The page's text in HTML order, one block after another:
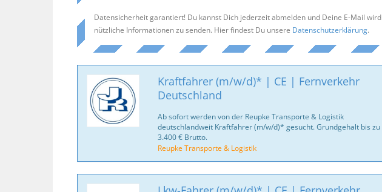
Datensicherheit garantiert! Du kannst Dich jederzeit abmelden und Deine E-Mail
nützliche Informationen zu senden. Hier findest Du unsere Datenschutzerklärung.
Kraftfahrer (m/w/d)* | CE | Fernverkehr
Deutschland
Ab sofort werden von der Reupke Transporte & Logistik
deutschlandweit Kraftfahrer (m/w/d)* gesucht. Grundgehalt bis zu
3.400 € Brutto.
Reupke Transporte & Logistik